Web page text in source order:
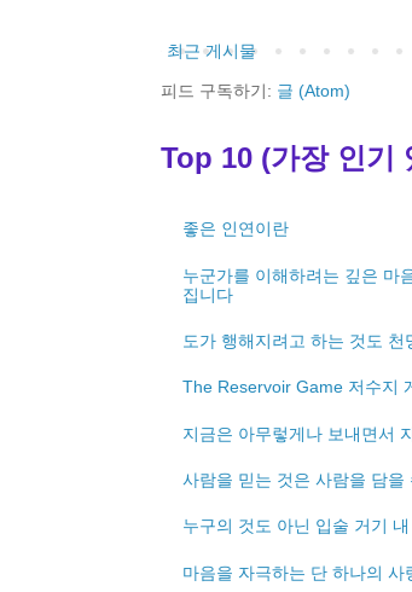
최근 게시물
피드 구독하기: 글 (Atom)
Top 10 (가장 인기
좋은 인연이란
누군가를 이해하려는 깊은 마
집니다
도가 행해지려고 하는 것도
The Reservoir Game 저수지
지금은 아무렇게나 보내면서
사람을 믿는 것은 사람을 담
누구의 것도 아닌 입술 거기
마음을 자극하는 단 하나의 사